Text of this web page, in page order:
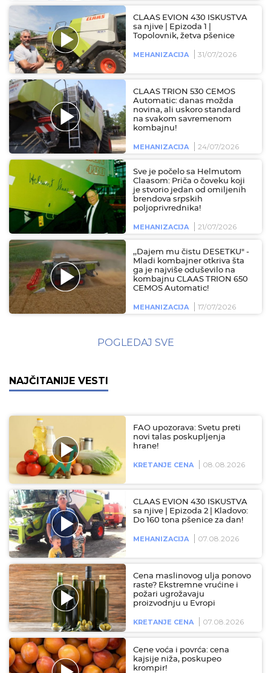
CLAAS EVION 430 ISKUSTVA
sa njive | Epizoda 1 |
Topolovnik, žetva pšenice
MEHANIZACIJA 31/07/2026
CLAAS TRION 530 CEMOS
Automatic: danas možda
novina, ali uskoro standard
na svakom savremenom
kombajnu!
MEHANIZACIJA 24/07/2026
Sve je počelo sa Helmutom
Claasom: Priča o čoveku koji
je stvorio jedan od omiljenih
brendova srpskih
poljoprivrednika!
MEHANIZACIJA 21/07/2026
,,Dajem mu čistu DESETKU" -
Mladi kombajner otkriva šta
ga je najviše oduševilo na
kombajnu CLAAS TRION 650
CEMOS Automatic!
MEHANIZACIJA 17/07/2026
POGLEDAJ SVE
NAJČITANIJE VESTI
FAO upozorava: Svetu preti
novi talas poskupljenja
hrane!
KRETANJE CENA 08.08.2026
CLAAS EVION 430 ISKUSTVA
sa njive | Epizoda 2 | Kladovo:
Do 160 tona pšenice za dan!
MEHANIZACIJA 07.08.2026
Cena maslinovog ulja ponovo
raste? Ekstremne vrućine i
požari ugrožavaju
proizvodnju u Evropi
KRETANJE CENA 07.08.2026
Cene voća i povrća: cena
kajsije niža, poskupeo
krompir!